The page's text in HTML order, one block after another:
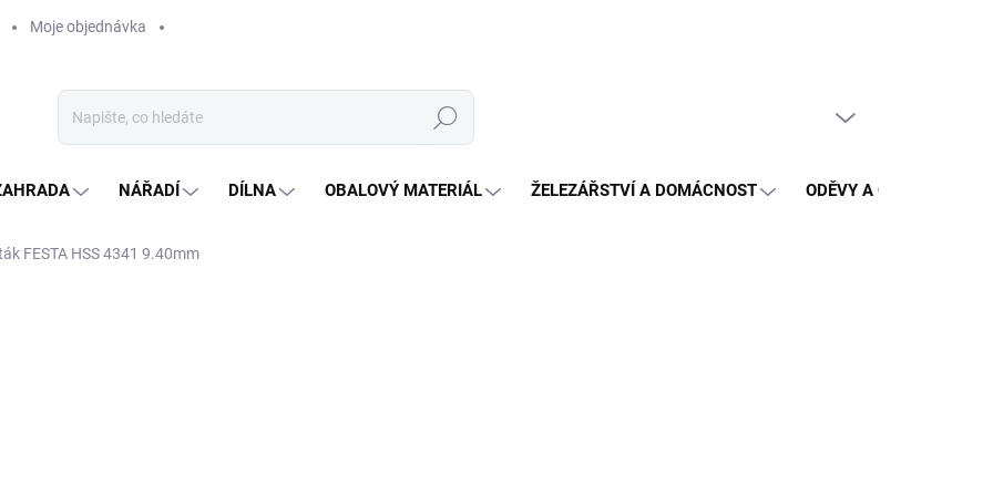
Moje objednávka
Hledat
NÁŘADÍ DÍLNA OBALOVÝ MATERIÁL ŽELEZÁŘSTVÍ A DOMÁCNOST ODĚVY A OCHRANA
FESTA HSS 4341 9.40mm